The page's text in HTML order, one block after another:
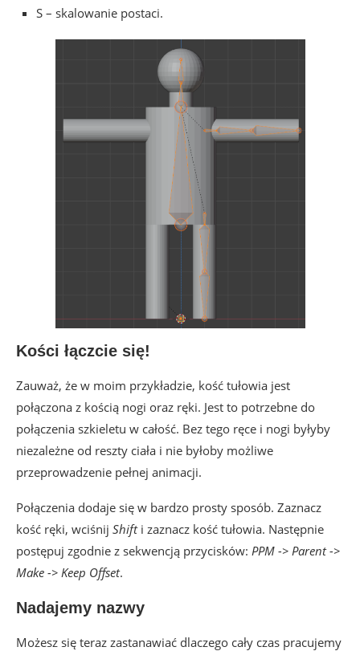
S – skalowanie postaci.
Kości łączcie się!
Zauważ, że w moim przykładzie, kość tułowia jest
połączona z kością nogi oraz ręki. Jest to potrzebne do
połączenia szkieletu w całość. Bez tego ręce i nogi byłyby
niezależne od reszty ciała i nie byłoby możliwe
przeprowadzenie pełnej animacji.
Połączenia dodaje się w bardzo prosty sposób. Zaznacz
kość ręki, wciśnij Shifti zaznacz kość tułowia. Następnie
postępuj zgodnie z sekwencją przycisków: PPM -> Parent ->
Make -> Keep Offset.
Nadajemy nazwy
Możesz się teraz zastanawiać dlaczego cały czas pracujemy